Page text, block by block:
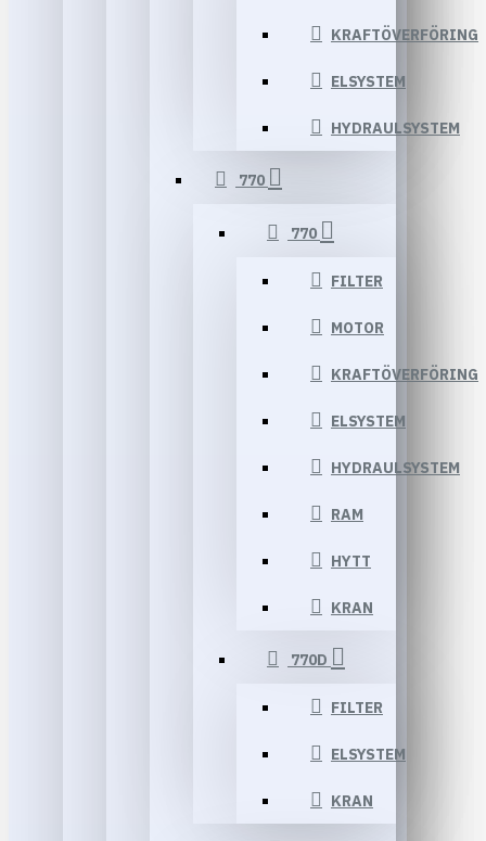
KRAFTÖVERFÖRING
ELSYSTEM
HYDRAULSYSTEM
770
770
FILTER
MOTOR
KRAFTÖVERFÖRING
ELSYSTEM
HYDRAULSYSTEM
RAM
HYTT
KRAN
770D
FILTER
ELSYSTEM
KRAN